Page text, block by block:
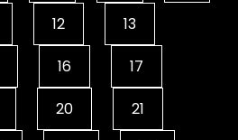
12 13
16 17
20 21